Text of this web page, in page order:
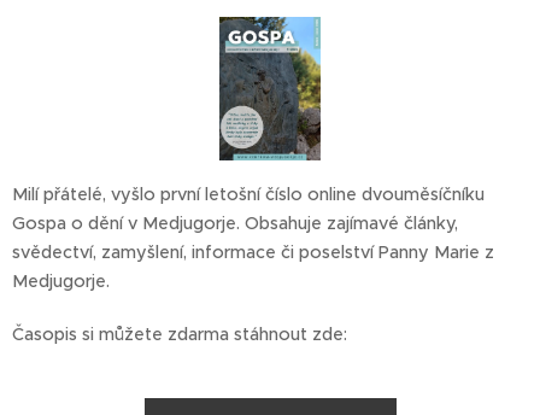
Milí přátelé, vyšlo první letošní číslo online dvouměsíčníku
Gospa o dění v Medjugorje. Obsahuje zajímavé články,
svědectví, zamyšlení, informace či poselství Panny Marie z
Medjugorje.
Časopis si můžete zdarma stáhnout zde: